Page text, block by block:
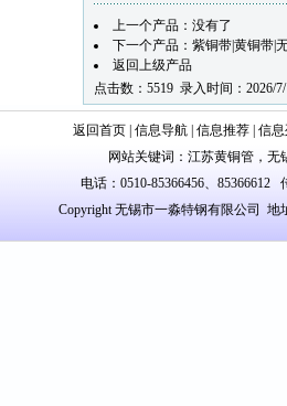
上一个产品：没有了
下一个产品： 紫铜带|黄铜带|
返回上级产品
点击数：5519 录入时间：2026/
返回首页 信息导航 信息推荐 信
网站关键词： 江苏黄铜管 ， 无
电话：0510-85366456、85366612
Copyright 无锡市一淼特钢有限公司